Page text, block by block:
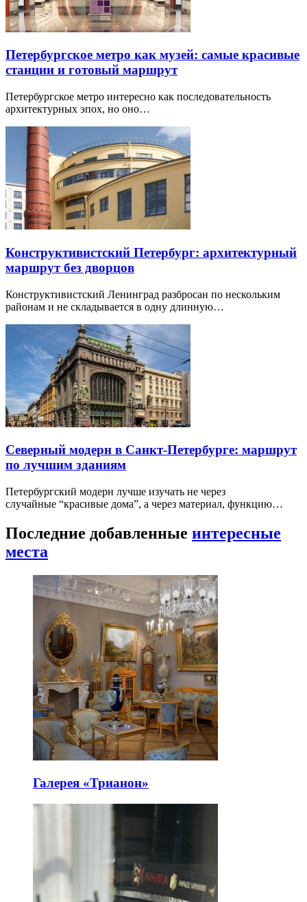
Петербургское метро как музей: самые красивые
станции и готовый маршрут
Петербургское метро интересно как последовательность
архитектурных эпох, но оно…
Конструктивистский Петербург: архитектурный
маршрут без дворцов
Конструктивистский Ленинград разбросан по нескольким
районам и не складывается в одну длинную…
Северный модерн в Санкт-Петербурге: маршрут
по лучшим зданиям
Петербургский модерн лучше изучать не через
случайные “красивые дома”, а через материал, функцию…
Последние добавленные интересные
места
Галерея «Трианон»